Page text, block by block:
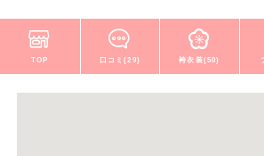
TOP 口コミ(29) 袴衣装(50)